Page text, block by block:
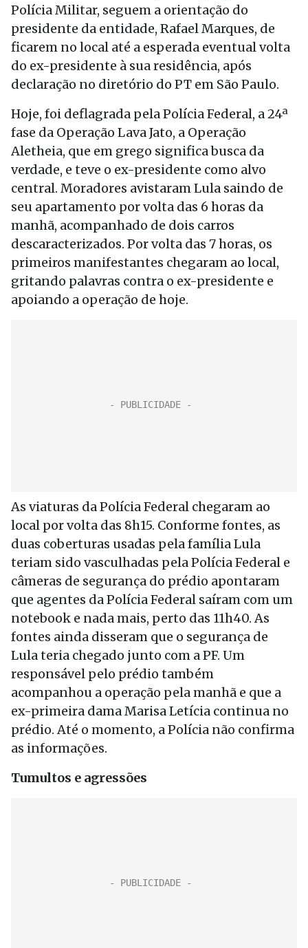
Polícia Militar, seguem a orientação do
presidente da entidade, Rafael Marques, de
ficarem no local até a esperada eventual volta
do ex-presidente à sua residência, após
declaração no diretório do PT em São Paulo.
Hoje, foi deflagrada pela Polícia Federal, a 24ª
fase da Operação Lava Jato, a Operação
Aletheia, que em grego significa busca da
verdade, e teve o ex-presidente como alvo
central. Moradores avistaram Lula saindo de
seu apartamento por volta das 6 horas da
manhã, acompanhado de dois carros
descaracterizados. Por volta das 7 horas, os
primeiros manifestantes chegaram ao local,
gritando palavras contra o ex-presidente e
apoiando a operação de hoje.
As viaturas da Polícia Federal chegaram ao
local por volta das 8h15. Conforme fontes, as
duas coberturas usadas pela família Lula
teriam sido vasculhadas pela Polícia Federal e
câmeras de segurança do prédio apontaram
que agentes da Polícia Federal saíram com um
notebook e nada mais, perto das 11h40. As
fontes ainda disseram que o segurança de
Lula teria chegado junto com a PF. Um
responsável pelo prédio também
acompanhou a operação pela manhã e que a
ex-primeira dama Marisa Letícia continua no
prédio. Até o momento, a Polícia não confirma
as informações.
Tumultos e agressões